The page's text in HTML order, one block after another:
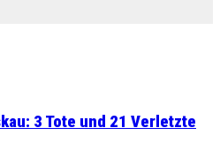
3 Tote und 21 Verletzte